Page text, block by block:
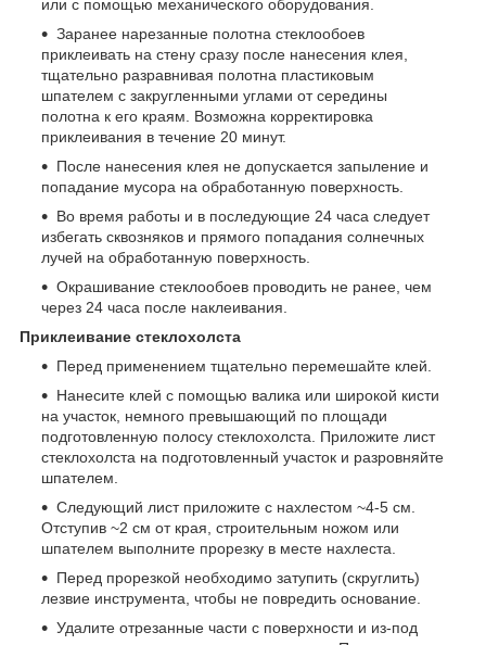
или с помощью механического оборудования.
Заранее нарезанные полотна стеклообоев
приклеивать на стену сразу после нанесения клея,
тщательно разравнивая полотна пластиковым
шпателем с закругленными углами от середины
полотна к его краям. Возможна корректировка
приклеивания в течение 20 минут.
После нанесения клея не допускается запыление и
попадание мусора на обработанную поверхность.
Во время работы и в последующие 24 часа следует
избегать сквозняков и прямого попадания солнечных
лучей на обработанную поверхность.
Окрашивание стеклообоев проводить не ранее, чем
через 24 часа после наклеивания.
Приклеивание стеклохолста
Перед применением тщательно перемешайте клей.
Нанесите клей с помощью валика или широкой кисти
на участок, немного превышающий по площади
подготовленную полосу стеклохолста. Приложите лист
стеклохолста на подготовленный участок и разровняйте
шпателем.
Следующий лист приложите с нахлестом ~4-5 см.
Отступив ~2 см от края, строительным ножом или
шпателем выполните прорезку в месте нахлеста.
Перед прорезкой необходимо затупить (скруглить)
лезвие инструмента, чтобы не повредить основание.
Удалите отрезанные части с поверхности и из-под